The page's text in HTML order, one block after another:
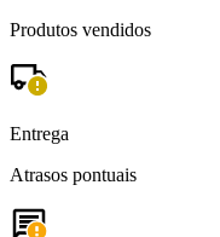
Produtos vendidos
Entrega
Atrasos pontuais